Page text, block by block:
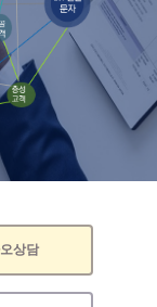
상담